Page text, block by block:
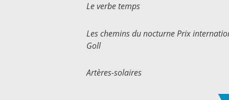
Le verbe temps
Les chemins du nocturne Prix
Goll
Artères-solaires